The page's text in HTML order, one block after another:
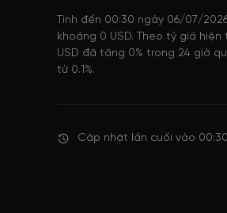
Tính đến 00:30 ngày 06/07/
khoảng 0 USD. Theo tỷ giá hiện
USD đã tăng 0% trong 24 giờ
từ 0.1%.
Cập nhật lần cuối vào